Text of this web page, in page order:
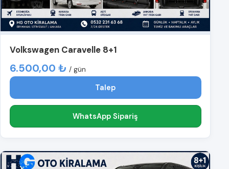
Volkswagen Caravelle 8+1
6.500,00 ₺ / gün
Talep
WhatsApp Sipariş